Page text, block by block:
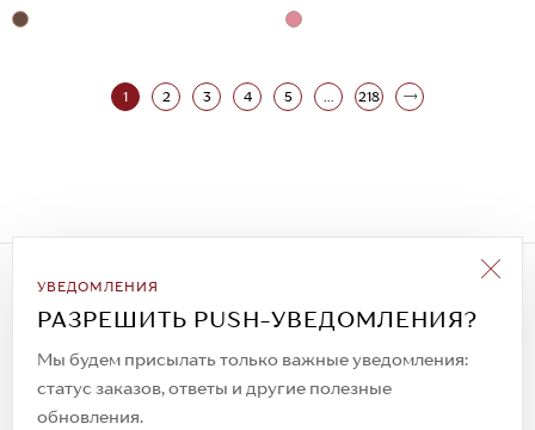
1 2 3 4 5 ... 218
УВЕДОМЛЕНИЯ
РАЗРЕШИТЬ PUSH-УВЕДОМЛЕНИЯ?
Мы будем присылать только важные уведомления:
статус заказов, ответы и другие полезные
обновления.
Подписаться на рассылку
Всегда будьте в курсе новых акций и
спецпредложений!